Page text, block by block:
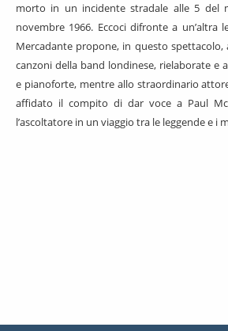
morto in un incidente stradale alle 5 del
novembre 1966. Eccoci difronte a un’altra
Mercadante propone, in questo spettacolo,
canzoni della band londinese, rielaborate e
e pianoforte, mentre allo straordinario
affidato il compito di dar voce a Paul
l’ascoltatore in un viaggio tra le leggende e i